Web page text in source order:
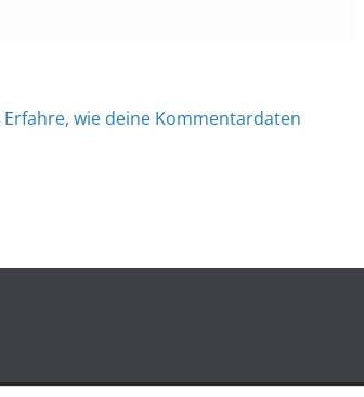
Erfahre, wie deine Kommentardaten